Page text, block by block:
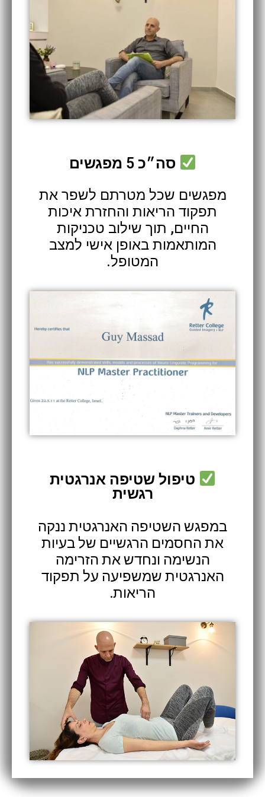
סה״כ 5 מפגשים
מפגשים שכל מטרתם לשפר את
תפקוד הריאות והחזרת איכות
החיים, תוך שילוב טכניקות
המותאמות באופן אישי למצב
המטופל.
טיפול שטיפה אנרגטית
רגשית
במפגש השטיפה האנרגטית ננקה
את החסמים הרגשיים של בעיות
הנשימה ונחדש את הזרימה
האנרגטית שמשפיעה על תפקוד
הריאות.